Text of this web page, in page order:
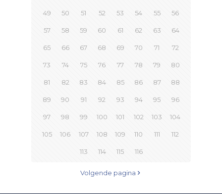
49 50 51 52 53 54 55 56
57 58 59 60 61 62 63 64
65 66 67 68 69 70 71 72
73 74 75 76 77 78 79 80
81 82 83 84 85 86 87 88
89 90 91 92 93 94 95 96
97 98 99 100 101 102 103 104
105 106 107 108 109 110 111 112
113 114 115 116
Volgende pagina